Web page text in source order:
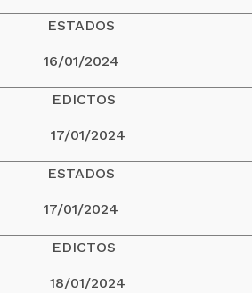
ESTADOS
16/01/2024
01/2024
ESTADOS
17/01/2024
01/2024